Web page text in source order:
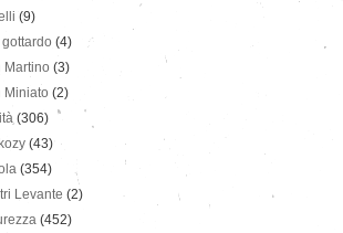
(9)
(4)
Martino (3)
Miniato (2)
(306)
(43)
(354)
Levante (2)
(452)